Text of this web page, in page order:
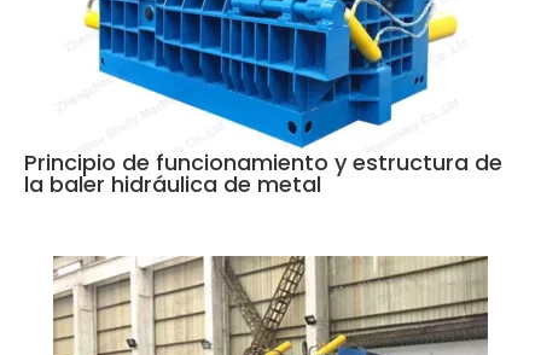
Principio de funcionamiento y estructura de
la baler hidráulica de metal